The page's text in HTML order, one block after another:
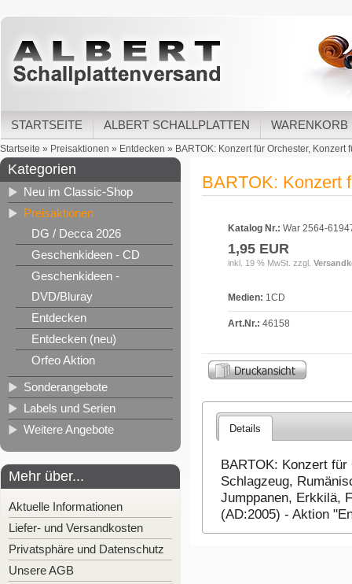
STARTSEITE ALBERT SCHALLPLATTEN WARENKORB
Startseite » Preisaktionen » Entdecken » BARTOK: Konzert für Orchester, Konzert
Kategorien
Neu im Classic-Shop
Preisaktionen
DG / Decca 2026
Geschenkideen - CD
Geschenkideen -
DVD/Bluray
Entdecken
Entdecken (neu)
Orfeo Aktion
Sonderangebote
Labels und Serien
Weitere Angebote
Mehr über...
Aktuelle Informationen
Liefer- und Versandkosten
Privatsphäre und Datenschutz
Unsere AGB
BARTOK: Konzert
Katalog Nr.: War 2564-
1,95 EUR
inkl. 19 % MwSt. zzgl.
Medien: 1CD
Art.Nr.: 46158
Details
BARTOK: Konzert
Schlagzeug,
Jumppanen, Erkkilä,
(AD:2005) - Aktion